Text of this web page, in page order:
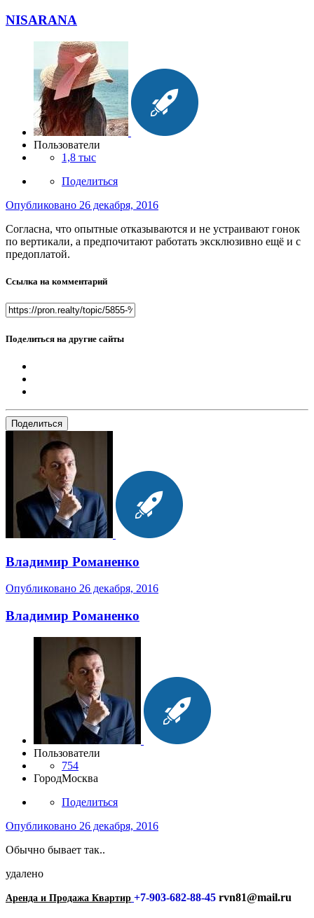
NISARANA
Пользователи
1,8 тыс
Поделиться
Опубликовано 26 декабря, 2016
Согласна, что опытные отказываются и не устраивают гонок
по вертикали, а предпочитают работать эксклюзивно ещё и с
предоплатой.
Ссылка на комментарий
Поделиться на другие сайты
Поделиться
Владимир Романенко
Опубликовано 26 декабря, 2016
Владимир Романенко
Пользователи
754
ГородМосква
Поделиться
Опубликовано 26 декабря, 2016
Обычно бывает так..
удалено
Аренда и Продажа Квартир +7-903-682-88-45 rvn81@mail.ru